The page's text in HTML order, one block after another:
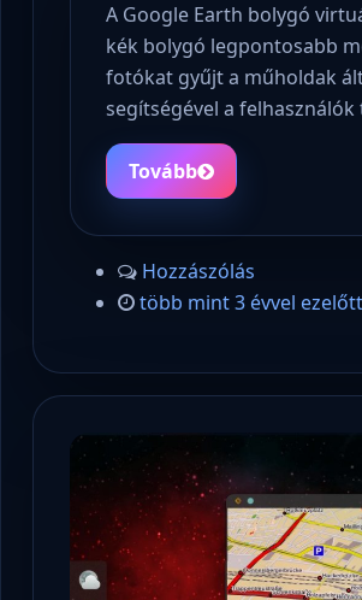
A Google Earth bolygó
kék bolygó legpontosabb
fotókat gyűjt a műholdak
segítségével a
Tovább
Hozzászólás
több mint 3 évvel ezelőtt